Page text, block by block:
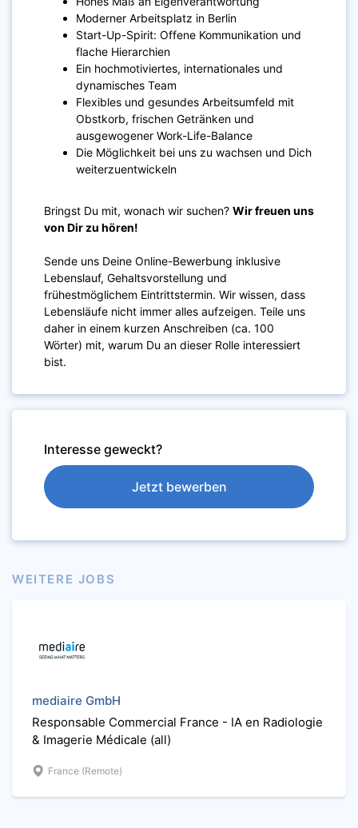
Moderner Arbeitsplatz in Berlin
Start-Up-Spirit: Offene Kommunikation und
flache Hierarchien
Ein hochmotiviertes, internationales und
dynamisches Team
Flexibles und gesundes Arbeitsumfeld mit
Obstkorb, frischen Getränken und
ausgewogener Work-Life-Balance
Die Möglichkeit bei uns zu wachsen und Dich
weiterzuentwickeln
Bringst Du mit, wonach wir suchen? Wir freuen uns
von Dir zu hören!
Sende uns Deine Online-Bewerbung inklusive
Lebenslauf, Gehaltsvorstellung und
frühestmöglichem Eintrittstermin. Wir wissen, dass
Lebensläufe nicht immer alles aufzeigen. Teile uns
daher in einem kurzen Anschreiben (ca. 100
Wörter) mit, warum Du an dieser Rolle interessiert
bist.
Interesse geweckt?
Jetzt bewerben
WEITERE JOBS
mediaire GmbH
Responsable Commercial France - IA en Radiologie
& Imagerie Médicale (all)
France (Remote)